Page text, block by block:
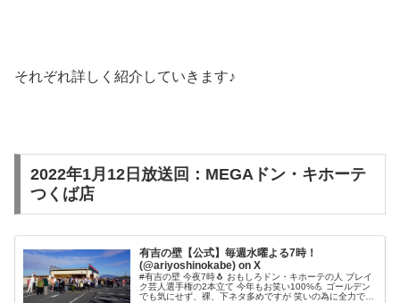
それぞれ詳しく紹介していきます♪
2022年1月12日放送回：MEGAドン・キホーテ
つくば店
有吉の壁【公式】毎週水曜よる7時！
(@ariyoshinokabe) on X
#有吉の壁 今夜7時🐧 おもしろドン・キホーテの人 ブレイ
ク芸人選手権の2本立て 今年もお笑い100%💪 ゴールデン
でも気にせず、裸、下ネタ多めですが 笑いの為に全力でお